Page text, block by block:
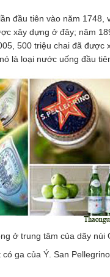
đầu tiên vào năm 1748,
xây dựng ở đây; năm
500 triệu chai đã được
là loại nước uống đầu
ở trung tâm của dãy núi
ga của Ý. San